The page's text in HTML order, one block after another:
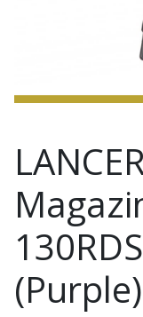
(Purple)